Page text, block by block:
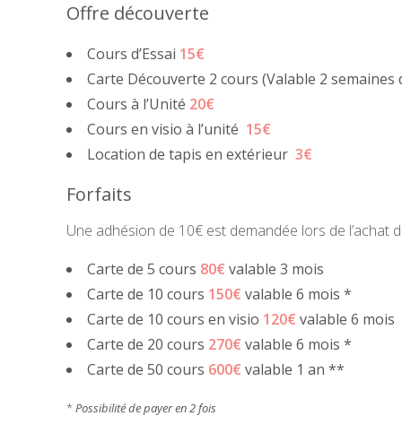
Offre découverte
Cours d’Essai 15€
Carte Découverte 2 cours (Valable 2 semaines
Cours à l’Unité 20€
Cours en visio à l’unité 15€
Location de tapis en extérieur 3€
Forfaits
Une adhésion de 10€ est demandée lors de l’achat
Carte de 5 cours 80€ valable 3 mois
Carte de 10 cours 150€ valable 6 mois *
Carte de 10 cours en visio 120€ valable 6 mois
Carte de 20 cours 270€ valable 6 mois *
Carte de 50 cours 600€ valable 1 an **
*Possibilité de payer en 2 fois